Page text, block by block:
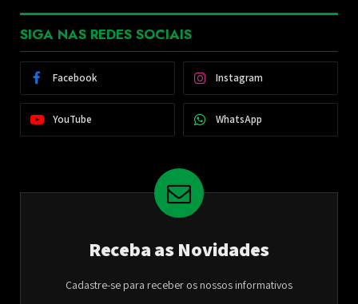
SIGA NAS REDES SOCIAIS
Facebook Instagram
YouTube WhatsApp
Receba as Novidades
Cadastre-se para receber os nossos informativos